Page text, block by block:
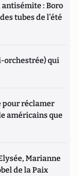
: Boro
tubes de l’été
orchestrée) qui
pour réclamer
américains que
Marianne
de la Paix